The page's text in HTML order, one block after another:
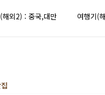
해외2) : 중국,대만 여행기(